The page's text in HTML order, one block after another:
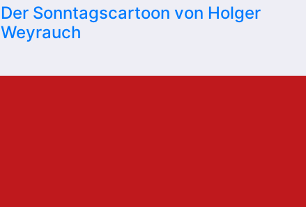
Der Sonntagscartoon von Holger
Weyrauch